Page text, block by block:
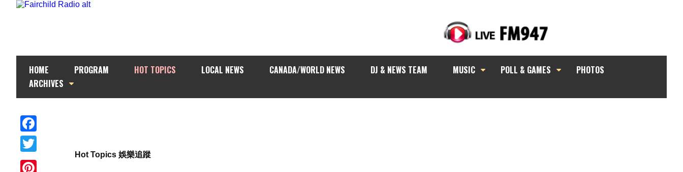
HOME PROGRAM HOT TOPICS LOCAL NEWS CANADA/WORLD NEWS DJ & NEWS TEAM MUSIC POLL & GAMES
PHOTOS
ARCHIVES
Facebook
Twitter
Hot Topics 娛樂追蹤